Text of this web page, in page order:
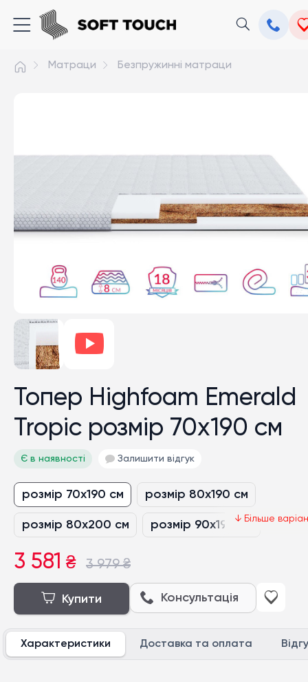
Матраци Безпружинні матраци
Топер Highfoam Emerald
Tropic розмір 70x190 см
Є в наявності Залишити відгук
розмір 70x190 см розмір 80x190 см
розмір 80x200 см розмір 90x190 см
розмір 90x200 см
нестандартний розмір грн/кв.м
розмір 120x190 см розмір 120x200 см
розмір 140x190 см розмір 140x200 см
3 581 ₴ 3 979₴
Купити Консультація
Характеристики Доставка та оплата